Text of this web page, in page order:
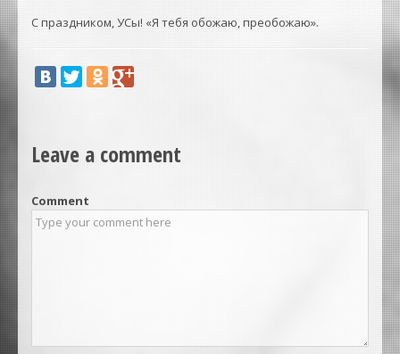
С праздником, УСы! «Я тебя обожаю, преобожаю».
Leave a comment
Comment